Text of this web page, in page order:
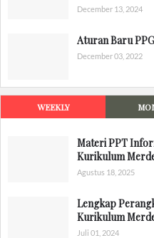
December 13, 2024
Aturan Baru
December 03, 2022
WEEKLY
Materi PPT
Kurikulum
Agustus 18, 2025
Lengkap
Kurikulum
Juli 01, 2024